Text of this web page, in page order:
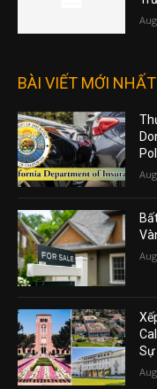
BÀI VIẾT MỚI NHẤT
Sự